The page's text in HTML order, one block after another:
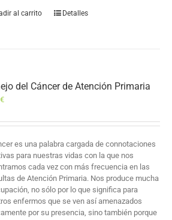
al carrito Detalles
del Cáncer de Atención Primaria
€
es una palabra cargada de connotaciones
para nuestras vidas con la que nos
cada vez con más frecuencia en las
de Atención Primaria. Nos produce mucha
no sólo por lo que significa para
enfermos que se ven así amenazados
por su presencia, sino también porque